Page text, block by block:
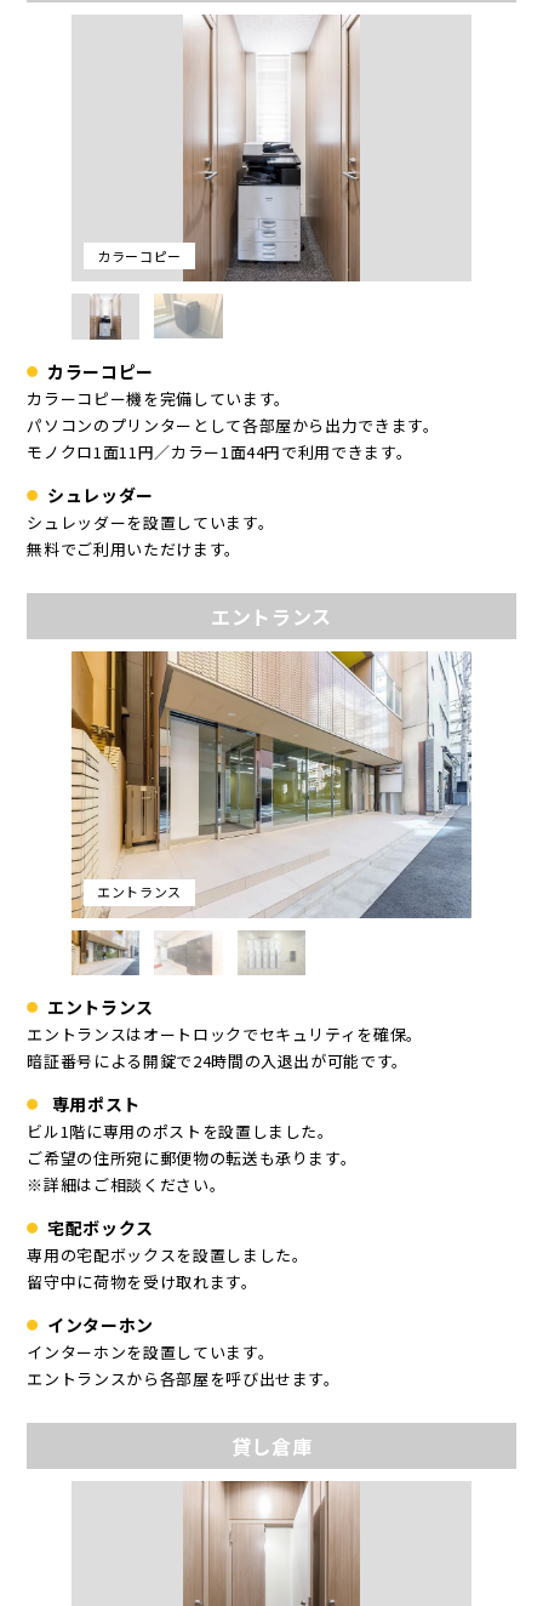
カラーコピー
カラーコピー
カラーコピー機を完備しています。
パソコンのプリンターとして各部屋から出力できます。
モノクロ1面11円／カラー1面44円で利用できます。
シュレッダー
シュレッダーを設置しています。
無料でご利用いただけます。
エントランス
エントランス
エントランス
エントランスはオートロックでセキュリティを確保。
暗証番号による開錠で24時間の入退出が可能です。
専用ポスト
ビル1階に専用のポストを設置しました。
ご希望の住所宛に郵便物の転送も承ります。
※詳細はご相談ください。
宅配ボックス
専用の宅配ボックスを設置しました。
留守中に荷物を受け取れます。
インターホン
インターホンを設置しています。
エントランスから各部屋を呼び出せます。
貸し倉庫